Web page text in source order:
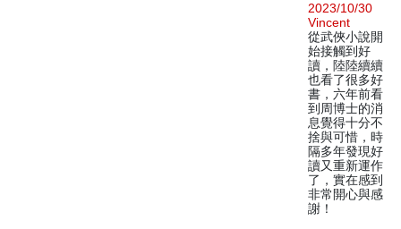
2023/10/30
Vincent
從武俠小說開
始接觸到好
讀，陸陸續續
也看了很多好
書，六年前看
到周博士的消
息覺得十分不
捨與可惜，時
隔多年發現好
讀又重新運作
了，實在感到
非常開心與感
謝！